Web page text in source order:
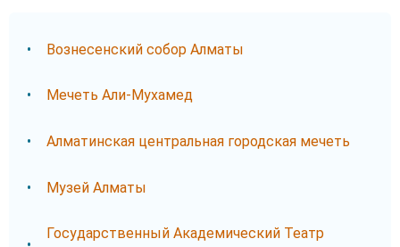
Вознесенский собор Алматы
Мечеть Али-Мухамед
Алматинская центральная городская мечеть
Музей Алматы
Государственный Академический Театр